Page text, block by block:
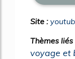
Site :
Thèmes liés
voyage et